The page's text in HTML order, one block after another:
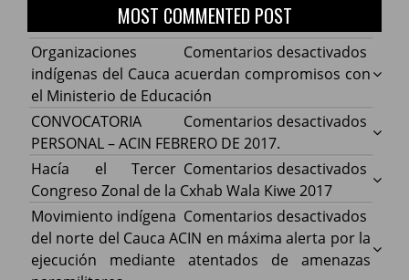
MOST COMMENTED POST
Comentarios desactivados
Cauca
con
de
Organizaciones
indígenas del Cauca acuerdan compromisos con
el Ministerio de Educación
Comentarios desactivados
ACIN
DE
CONVOCATORIA
PERSONAL – ACIN FEBRERO DE 2017.
Comentarios desactivados
Hacía
Hacía el Tercer
Congreso Zonal de la Cxhab Wala Kiwe 2017
Comentarios desactivados
Movimiento indígena
del norte del Cauca ACIN en máxima alerta por la
ejecución mediante atentados de amenazas